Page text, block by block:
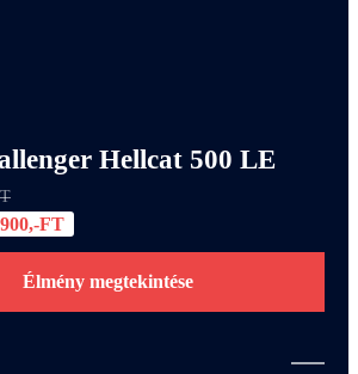
Hellcat 500 LE
FT
Élmény megtekintése